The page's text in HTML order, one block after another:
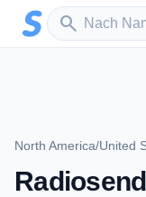
Zum Hauptinhalt
search
Sender suchen
North America/United